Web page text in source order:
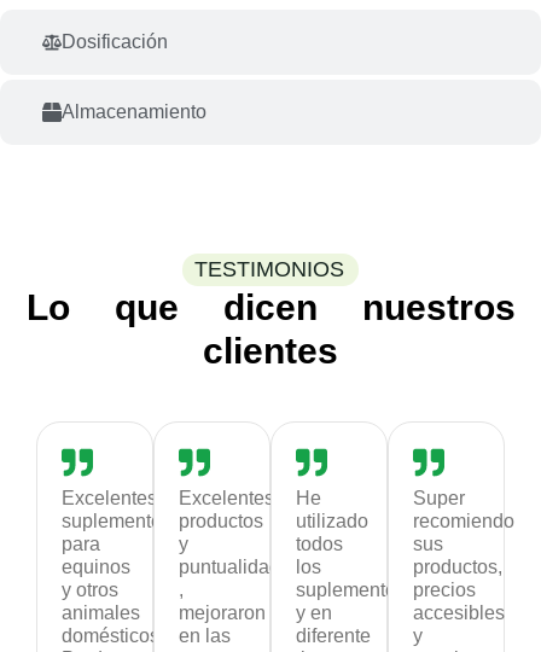
Dosificación
Almacenamiento
TESTIMONIOS
Lo que dicen nuestros
clientes
Excelentes
suplementos
para
equinos
y otros
animales
domésticos.
Excelentes
productos
y
puntualidad
,
mejoraron
en las
He
utilizado
todos
los
suplementos
y en
diferente
Super
recomiendo
sus
productos,
precios
accesibles
y